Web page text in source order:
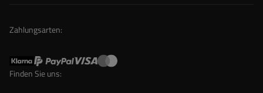
Zahlungsarten:
Finden Sie uns: